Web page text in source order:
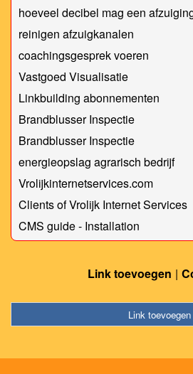
hoeveel decibel mag een
reinigen afzuigkanalen
coachingsgesprek voeren
Vastgoed Visualisatie
Linkbuilding abonnementen
Brandblusser Inspectie
Brandblusser Inspectie
energieopslag agrarisch bedrijf
Vrolijkinternetservices.com
Clients of Vrolijk Internet Services
CMS guide - Installation
Link toevoegen
Link toevoegen